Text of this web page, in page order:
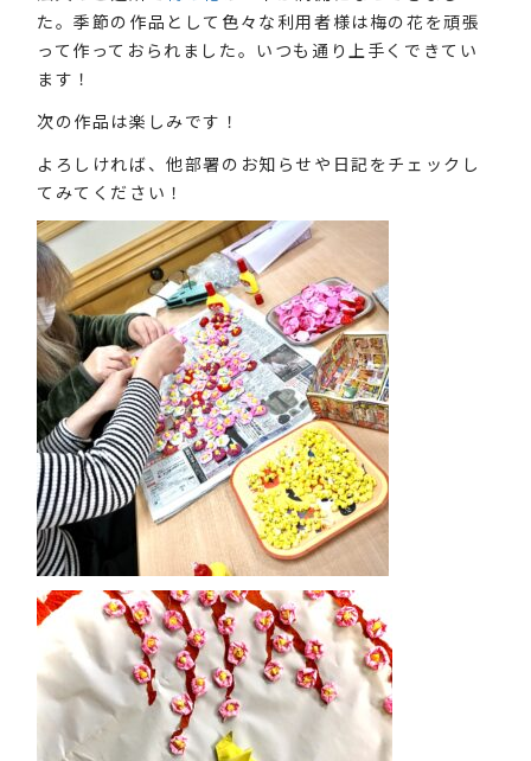
た。季節の作品として色々な利用者様は梅の花を頑張
って作っておられました。いつも通り上手くできてい
ます！
次の作品は楽しみです！
よろしければ、他部署のお知らせや日記をチェックし
てみてください！